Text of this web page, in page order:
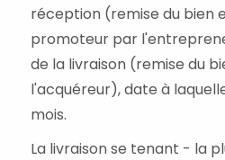
réception (remise du bien
promoteur par
de la livraison (remise du
l'acquéreur), date à
mois.
La livraison se tenant - la